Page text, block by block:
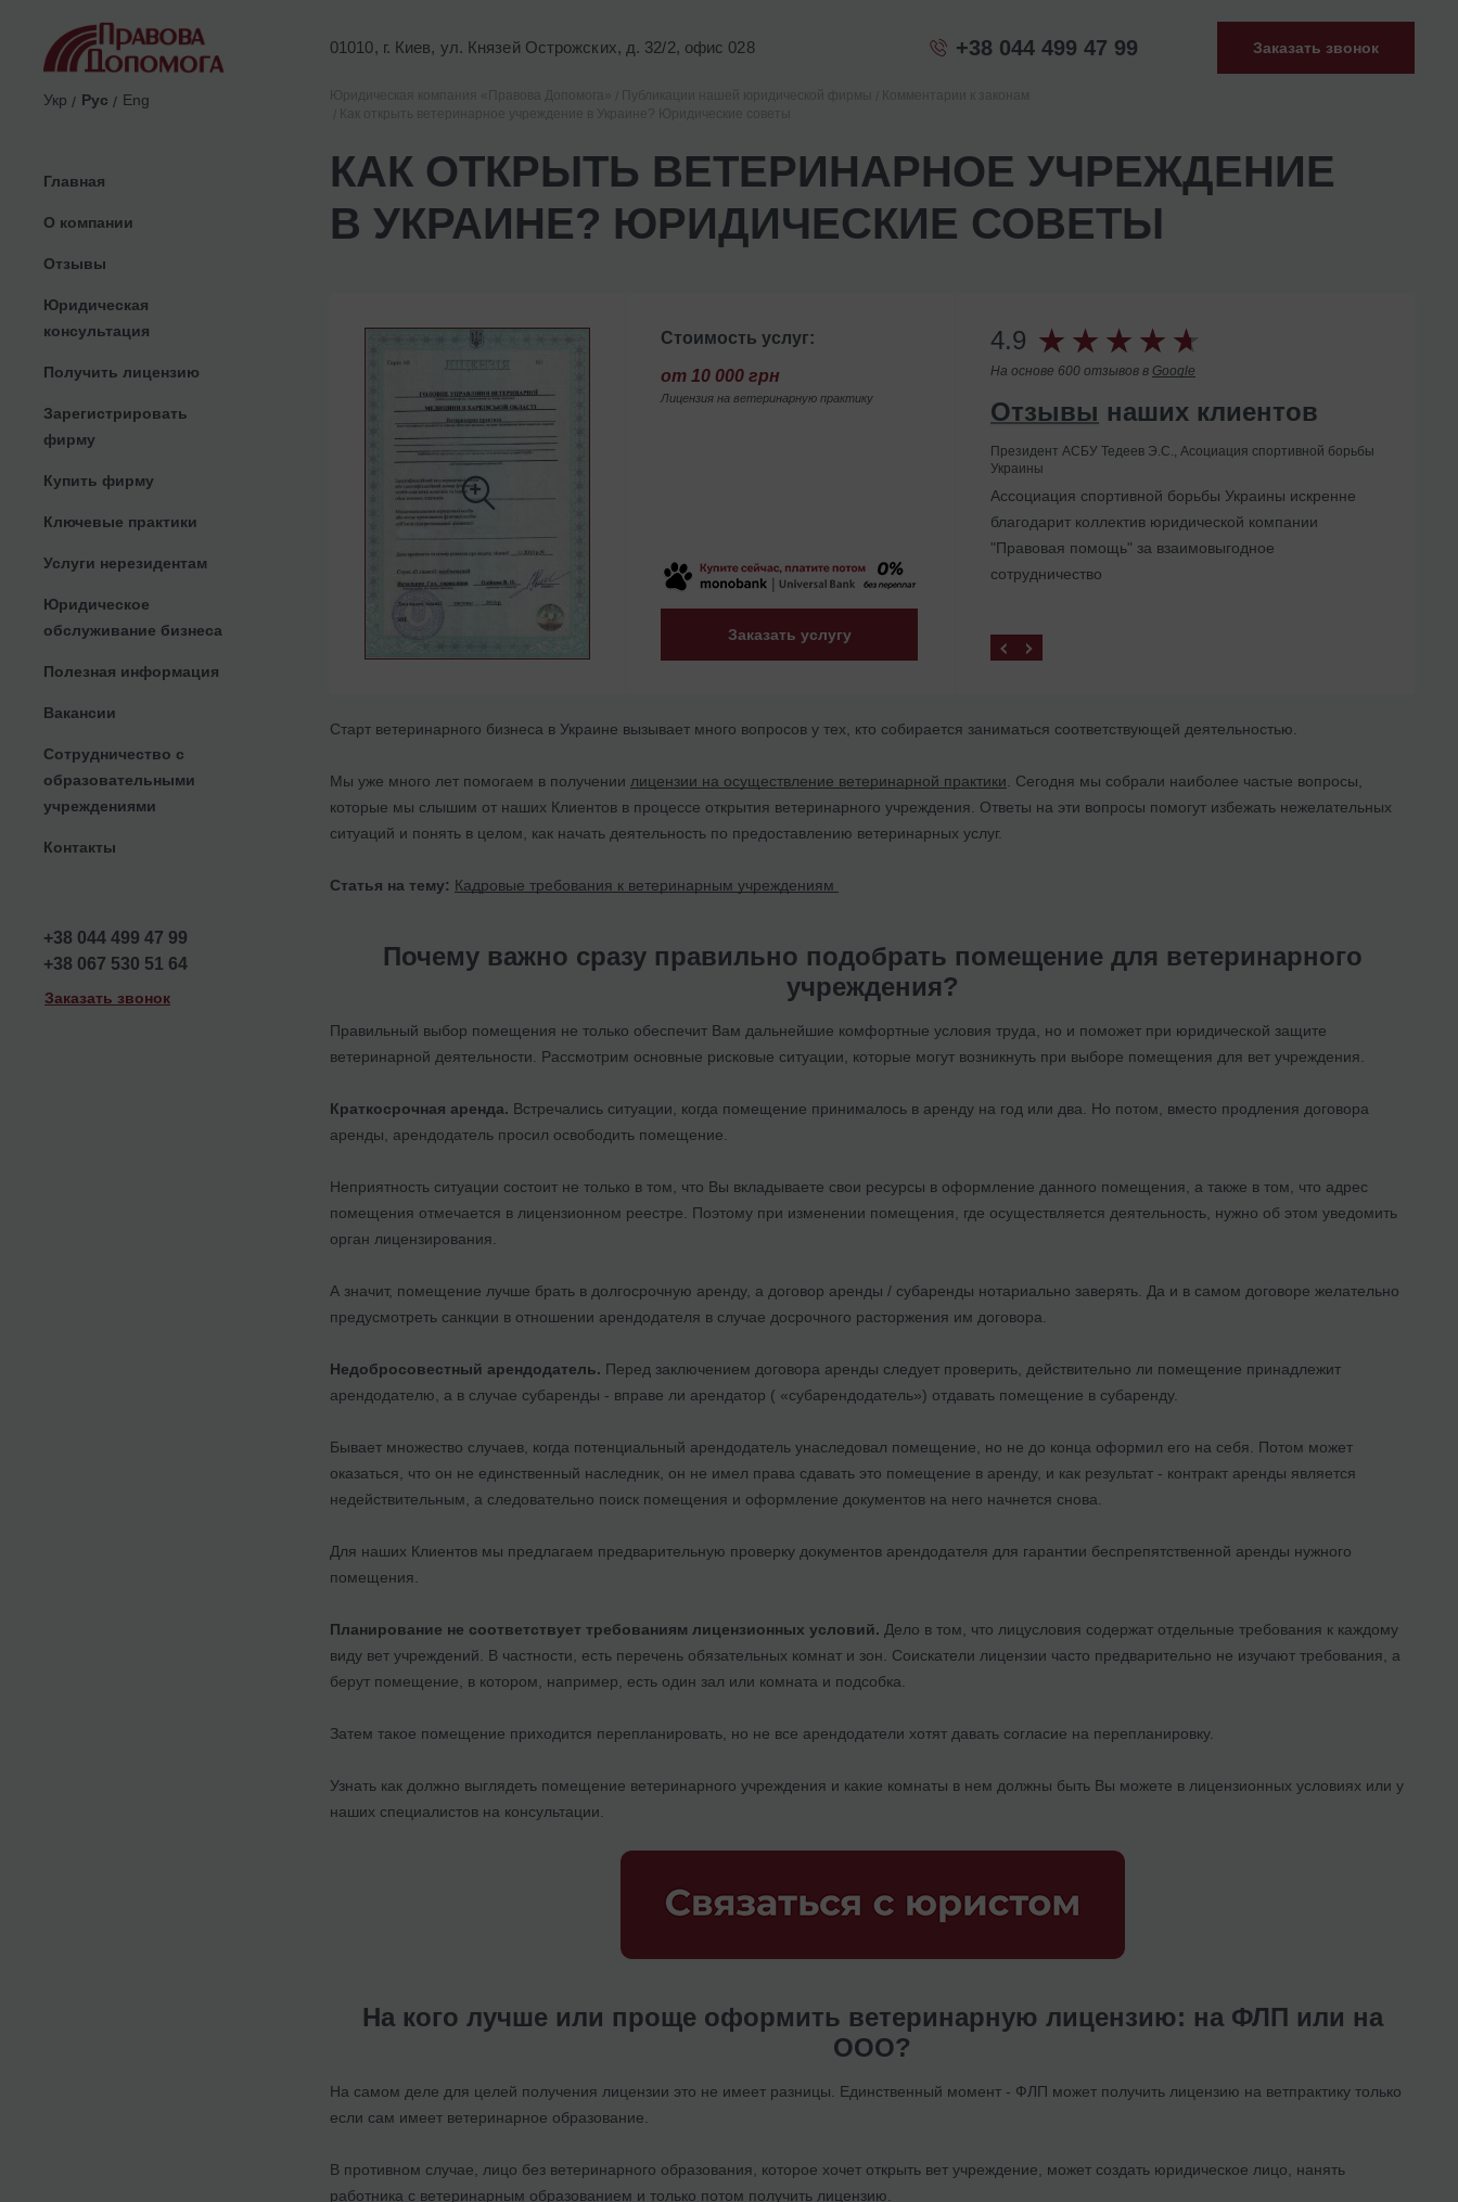
01010, г. Киев, ул. Князей Острожских, д. 32/2, офис 028 +38 044 499 47 99 Заказать звонок
Укр Рус Eng
Главная
О компании
Отзывы
Юридическая
консультация
Получить лицензию
Зарегистрировать
фирму
Купить фирму
Ключевые практики
Услуги нерезидентам
Юридическое
обслуживание бизнеса
Полезная информация
Вакансии
Сотрудничество с
образовательными
учреждениями
Контакты
+38 044 499 47 99
+38 067 530 51 64
Заказать звонок
КАК ОТКРЫТЬ ВЕТЕРИНАРНОЕ УЧРЕЖДЕНИЕ
В УКРАИНЕ? ЮРИДИЧЕСКИЕ СОВЕТЫ
Стоимость услуг:
от 10 000 грн
Лицензия на ветеринарную практику
Заказать услугу
4.9
На основе 600 отзывов в Google
Отзывы наших клиентов
Президент АСБУ Тедеев Э.С., Асоциация спортивной борьбы
Украины
Ассоциация спортивной борьбы Украины искренне
благодарит коллектив юридической компании
"Правовая помощь" за взаимовыгодное
сотрудничество
Помогли с ликвидацией иностранного
представительства в Украине
Старт ветеринарного бизнеса в Украине вызывает много вопросов у тех, кто собирается заниматься соответствующей деятельностью.
Мы уже много лет помогаем в получении лицензии на осуществление ветеринарной практики . Сегодня мы собрали наиболее частые вопросы,
которые мы слышим от наших Клиентов в процессе открытия ветеринарного учреждения. Ответы на эти вопросы помогут избежать нежелательных
ситуаций и понять в целом, как начать деятельность по предоставлению ветеринарных услуг.
Статья на тему: Кадровые требования к ветеринарным учреждениям
Почему важно сразу правильно подобрать помещение для ветеринарного
учреждения?
Правильный выбор помещения не только обеспечит Вам дальнейшие комфортные условия труда, но и поможет при юридической защите
ветеринарной деятельности. Рассмотрим основные рисковые ситуации, которые могут возникнуть при выборе помещения для вет учреждения.
Краткосрочная аренда. Встречались ситуации, когда помещение принималось в аренду на год или два. Но потом, вместо продления договора
аренды, арендодатель просил освободить помещение.
Неприятность ситуации состоит не только в том, что Вы вкладываете свои ресурсы в оформление данного помещения, а также в том, что адрес
помещения отмечается в лицензионном реестре. Поэтому при изменении помещения, где осуществляется деятельность, нужно об этом уведомить
орган лицензирования.
А значит, помещение лучше брать в долгосрочную аренду, а договор аренды / субаренды нотариально заверять. Да и в самом договоре желательно
предусмотреть санкции в отношении арендодателя в случае досрочного расторжения им договора.
Недобросовестный арендодатель. Перед заключением договора аренды следует проверить, действительно ли помещение принадлежит
арендодателю, а в случае субаренды - вправе ли арендатор ( «субарендодатель») отдавать помещение в субаренду.
Бывает множество случаев, когда потенциальный арендодатель унаследовал помещение, но не до конца оформил его на себя. Потом может
оказаться, что он не единственный наследник, он не имел права сдавать это помещение в аренду, и как результат - контракт аренды является
недействительным, а следовательно поиск помещения и оформление документов на него начнется снова.
Для наших Клиентов мы предлагаем предварительную проверку документов арендодателя для гарантии беспрепятственной аренды нужного
помещения.
Планирование не соответствует требованиям лицензионных условий. Дело в том, что лицусловия содержат отдельные требования к каждому
виду вет учреждений. В частности, есть перечень обязательных комнат и зон. Соискатели лицензии часто предварительно не изучают требования, а
берут помещение, в котором, например, есть один зал или комната и подсобка.
Затем такое помещение приходится перепланировать, но не все арендодатели хотят давать согласие на перепланировку.
Узнать как должно выглядеть помещение ветеринарного учреждения и какие комнаты в нем должны быть Вы можете в лицензионных условиях или у
наших специалистов на консультации.
На кого лучше или проще оформить ветеринарную лицензию: на ФЛП или на
ООО?
На самом деле для целей получения лицензии это не имеет разницы. Единственный момент - ФЛП может получить лицензию на ветпрактику только
если сам имеет ветеринарное образование.
В противном случае, лицо без ветеринарного образования, которое хочет открыть вет учреждение, может создать юридическое лицо, нанять
работника с ветеринарным образованием и только потом получить лицензию.